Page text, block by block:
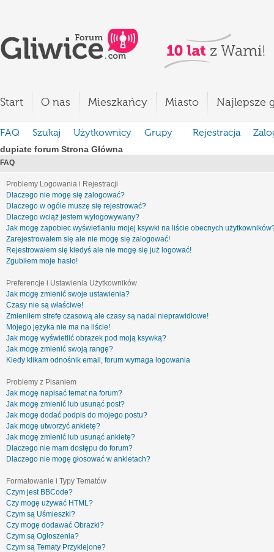
Start O nas Mieszkańcy Miasto Najlepsze
FAQ Szukaj Użytkownicy Grupy Rejestracja
dupiate forum Strona Główna
FAQ
Problemy Logowania i Rejestracji
Dlaczego nie mogę się zalogować?
Dlaczego w ogóle muszę się rejestrować?
Dlaczego wciąż jestem wylogowywany?
Jak mogę zapobiec wyświetlaniu mojej ksywki na liście obecnych
Zarejestrowałem się ale nie mogę się zalogować!
Rejestrowałem się kiedyś ale nie mogę się już logować!
Zgubiłem moje hasło!
Preferencje i Ustawienia Użytkowników
Jak mogę zmienić swoje ustawienia?
Czasy nie są właściwe!
Zmieniłem strefę czasową ale czasy są nadal nieprawidłowe!
Mojego języka nie ma na liście!
Jak mogę wyświetlić obrazek pod moją ksywką?
Jak mogę zmienić swoją rangę?
Kiedy klikam odnośnik email, forum wymaga logowania
Problemy z Pisaniem
Jak mogę napisać temat na forum?
Jak mogę zmienić lub usunąć post?
Jak mogę dodać podpis do mojego postu?
Jak mogę utworzyć ankietę?
Jak mogę zmienić lub usunąć ankietę?
Dlaczego nie mam dostępu do forum?
Dlaczego nie mogę głosować w ankietach?
Formatowanie i Typy Tematów
Czym jest BBCode?
Czy mogę używać HTML?
Czym są Uśmieszki?
Czy mogę dodawać Obrazki?
Czym są Ogłoszenia?
Czym są Tematy Przyklejone?